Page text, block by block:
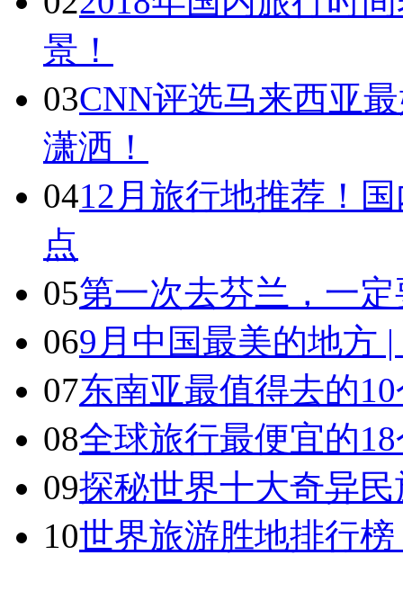
景！
03CNN评选马来西亚
潇洒！
0412月旅行地推荐！
点
05第一次去芬兰，一
069月中国最美的地方
07东南亚最值得去的
08全球旅行最便宜的
09探秘世界十大奇异
10世界旅游胜地排行